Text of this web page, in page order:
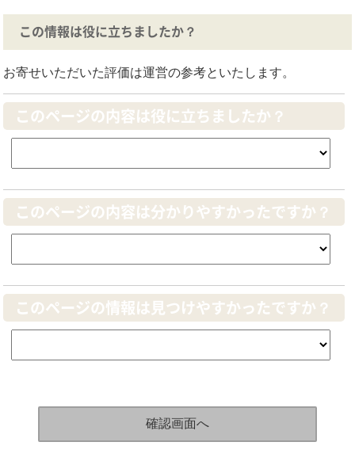
この情報は役に立ちましたか？
お寄せいただいた評価は運営の参考といたします。
このページの内容は役に立ちましたか？
このページの内容は分かりやすかったですか？
このページの情報は見つけやすかったですか？